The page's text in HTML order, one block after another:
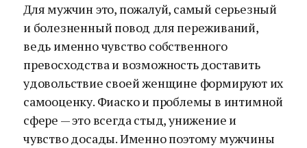
Для мужчин это, пожалуй, самый серьезный
и болезненный повод для переживаний,
ведь именно чувство собственного
превосходства и возможность доставить
удовольствие своей женщине формируют их
самооценку. Фиаско и проблемы в интимной
сфере — это всегда стыд, унижение и
чувство досады. Именно поэтому мужчины